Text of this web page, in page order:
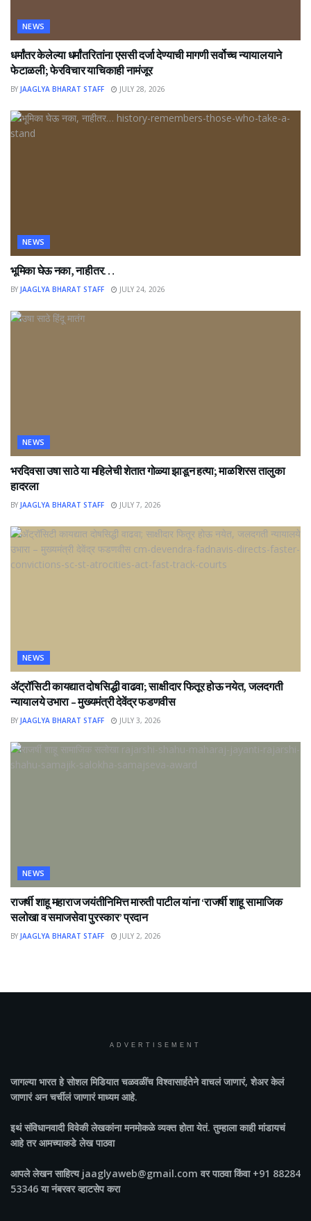
NEWS
धर्मांतर केलेल्या धर्मांतरितांना एससी दर्जा देण्याची मागणी सर्वोच्च न्यायालयाने
फेटाळली; फेरविचार याचिकाही नामंजूर
BY JAAGLYA BHARAT STAFF JULY 28, 2026
NEWS
भूमिका घेऊ नका, नाहीतर…
BY JAAGLYA BHARAT STAFF JULY 24, 2026
NEWS
भरदिवसा उषा साठे या महिलेची शेतात गोळ्या झाडून हत्या; माळशिरस तालुका
हादरला
BY JAAGLYA BHARAT STAFF JULY 7, 2026
NEWS
ॲट्रॉसिटी कायद्यात दोषसिद्धी वाढवा; साक्षीदार फितूर होऊ नयेत, जलदगती
न्यायालये उभारा – मुख्यमंत्री देवेंद्र फडणवीस
BY JAAGLYA BHARAT STAFF JULY 3, 2026
NEWS
राजर्षी शाहू महाराज जयंतीनिमित्त मारुती पाटील यांना ‘राजर्षी शाहू सामाजिक
सलोखा व समाजसेवा पुरस्कार’ प्रदान
BY JAAGLYA BHARAT STAFF JULY 2, 2026
ADVERTISEMENT
जागल्या भारतहे सोशल मिडियात चळवळींच विश्वासार्हतेने वाचलं जाणारं, शेअर केलं
जाणारं अन चर्चीलं जाणारं माध्यम आहे.
इथं संविधानवादी विवेकी लेखकांना मनमोकळे व्यक्त होता येतं. तुम्हाला काही मांडायचं
आहे तर आमच्याकडे लेख पाठवा
आपले लेखन साहित्य jaaglyaweb@gmail.com वर पाठवा किंवा +91 88284
53346 या नंबरवर व्हाटसेप करा